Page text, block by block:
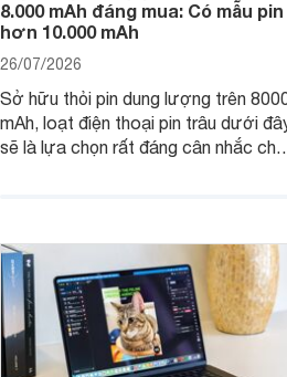
8.000 mAh đáng mua: Có mẫu pin
hơn 10.000 mAh
26/07/2026
Sở hữu thỏi pin dung lượng trên
mAh, loạt điện thoại pin trâu dưới
sẽ là lựa chọn rất đáng cân nhắc cho